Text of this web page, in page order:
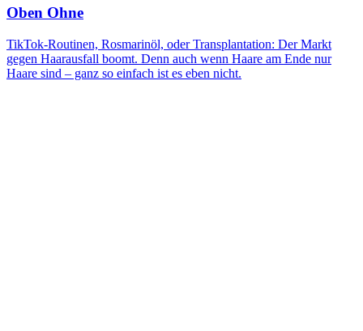
Oben Ohne
TikTok-Routinen, Rosmarinöl, oder Transplantation: Der Markt
gegen Haarausfall boomt. Denn auch wenn Haare am Ende nur
Haare sind – ganz so einfach ist es eben nicht.